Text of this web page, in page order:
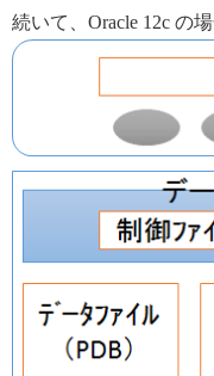
続いて、Oracle 12c の場